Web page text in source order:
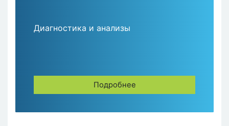
Диагностика и анализы
Подробнее